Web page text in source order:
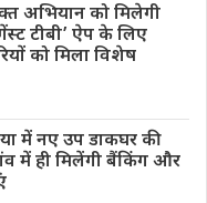
अभियान को मिलेगी
टीबी’ ऐप के लिए
को मिला विशेष
में नए उप डाकघर की
में ही मिलेंगी बैंकिंग और